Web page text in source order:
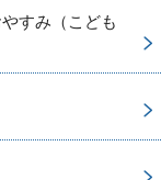
すみ（こども